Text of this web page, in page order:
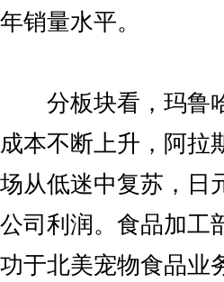
年销量水平。
分板块看，玛鲁哈
成本不断上升，阿拉
场从低迷中复苏，日
公司利润。食品加工
功于北美宠物食品业